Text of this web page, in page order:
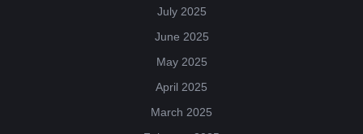
July 2025
June 2025
May 2025
April 2025
March 2025